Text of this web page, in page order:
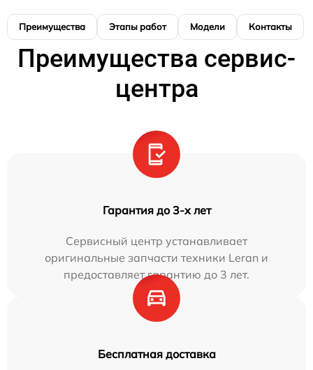
Преимущества Этапы работ Модели Контакты
Преимущества сервис-
центра
Гарантия до 3-х лет
Сервисный центр устанавливает
оригинальные запчасти техники Leran и
предоставляет гарантию до 3 лет.
Бесплатная доставка